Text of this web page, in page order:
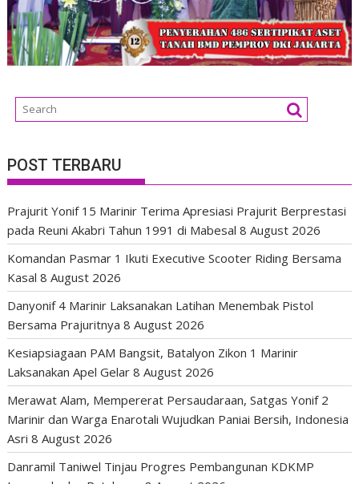
POST TERBARU
Prajurit Yonif 15 Marinir Terima Apresiasi Prajurit Berprestasi
pada Reuni Akabri Tahun 1991 di Mabesal 8 August 2026
Komandan Pasmar 1 Ikuti Executive Scooter Riding Bersama
Kasal 8 August 2026
Danyonif 4 Marinir Laksanakan Latihan Menembak Pistol
Bersama Prajuritnya 8 August 2026
Kesiapsiagaan PAM Bangsit, Batalyon Zikon 1 Marinir
Laksanakan Apel Gelar 8 August 2026
Merawat Alam, Mempererat Persaudaraan, Satgas Yonif 2
Marinir dan Warga Enarotali Wujudkan Paniai Bersih, Indonesia
Asri 8 August 2026
Danramil Taniwel Tinjau Progres Pembangunan KDKMP